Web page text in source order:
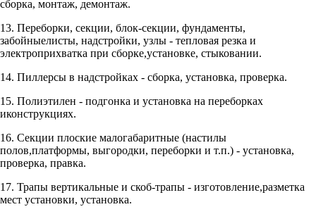
сборка, монтаж, демонтаж.
13. Переборки, секции, блок-секции, фундаменты,
забойныелисты, надстройки, узлы - тепловая резка и
электроприхватка при сборке,установке, стыковании.
14. Пиллерсы в надстройках - сборка, установка, проверка.
15. Полиэтилен - подгонка и установка на переборках
иконструкциях.
16. Секции плоские малогабаритные (настилы
полов,платформы, выгородки, переборки и т.п.) - установка,
проверка, правка.
17. Трапы вертикальные и скоб-трапы - изготовление,разметка
мест установки, установка.